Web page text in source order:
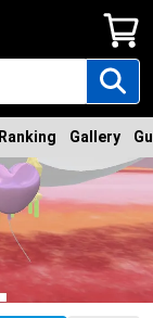
Ranking Gallery